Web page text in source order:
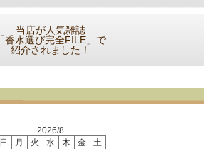
当店が人気雑誌
「香水選び完全FILE」で
紹介されました！
2026/8
日
月 火 水 木 金
土